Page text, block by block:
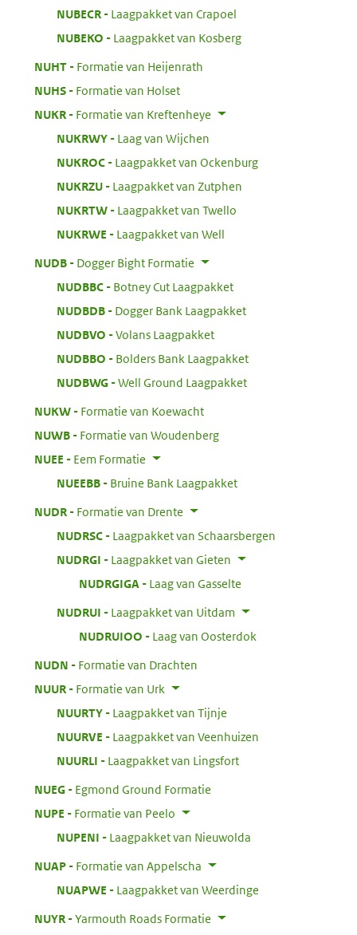
NUBECR:
Laagpakket van Crapoel
NUBEKO
Laagpakket van Kosberg
NUHT:
Formatie van Heijenrath
NUHS:
Formatie van Holset
NUKR:
Formatie van Kreftenheye
NUKRWY:
Laag van Wijchen
NUKROC:
Laagpakket van Ockenburg
NUKRZU:
Laagpakket van Zutphen
NUKRTW:
Laagpakket van Twello
NUKRWE
Laagpakket van Well
NUDB:
Dogger Bight Formatie
NUDBBC:
Botney Cut Laagpakket
NUDBDB:
Dogger Bank Laagpakket
NUDBVO
Volans Laagpakket
NUDBBO
Bolders Bank Laagpakket
NUDBWG:
Well Ground Laagpakket
NUKW:
Formatie van Koewacht
NUWB:
Formatie van Woudenberg
NUEE
Eem Formatie
NUEEBB:
Bruine Bank Laagpakket
NUDR:
Formatie van Drente
NUDRSC:
Laagpakket van Schaarsbergen
NUDRGI
Laagpakket van Gieten
NUDRGIGA
Laag van Gasselte
NUDRUI
Laagpakket van Uitdam
NUDRUIOO
Laag van Oosterdok
NUDN
Formatie van Drachten
NUUR:
Formatie van Urk
NUURTY:
Laagpakket van Tijnje
NUURVE
Laagpakket van Veenhuizen
NUURLI
Laagpakket van Lingsfort
NUEG:
Egmond Ground Formatie
NUPE
Formatie van Peelo
NUPENI
Laagpakket van Nieuwolda
NUAP:
Formatie van Appelscha
NUAPWE
Laagpakket van Weerdinge
NUYR:
Yarmouth Roads Formatie